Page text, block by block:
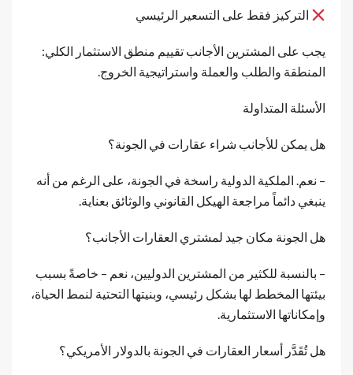
التركيز فقط على التسعير الرئيسي
يجب على المشترين الأجانب تقييم منطق الاستثمار الكلي:
المنطقة والطلب والعملة واستراتيجية الخروج.
الأسئلة المتداولة
هل يمكن للأجانب شراء عقارات في الجونة؟
– نعم. الملكية الدولية راسخة في الجونة، على الرغم من أنه
ينبغي دائماً مراجعة الهيكل القانوني والوثائق بعناية.
هل الجونة مكان جيد لمشتري العقارات الأجانب؟
– بالنسبة للكثير من المشترين الدوليين، نعم – خاصةً بسبب
بيئتها المخطط لها بشكل رئيسي، وبنيتها التحتية لنمط الحياة،
وإمكاناتها الاستثمارية.
هل تُقَدَّر أسعار العقارات في الجونة بالدولار الأمريكي؟